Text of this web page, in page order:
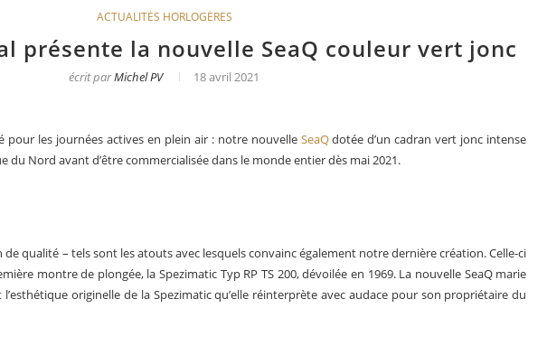
ACTUALITÉS HORLOGÈRES
présente la nouvelle SeaQ couleur vert jonc
écrit parMichel PV 18 avril 2021
pour les journées actives en plein air : notre nouvelle SeaQdotée d’un cadran vert jonc intense
du Nord avant d’être commercialisée dans le monde entier dès mai 2021.
qualité – tels sont les atouts avec lesquels convainc également notre dernière création. Celle-ci
montre de plongée, la Spezimatic Typ RP TS 200, dévoilée en 1969. La nouvelle SeaQ marie
originelle de la Spezimatic qu’elle réinterprète avec audace pour son propriétaire du